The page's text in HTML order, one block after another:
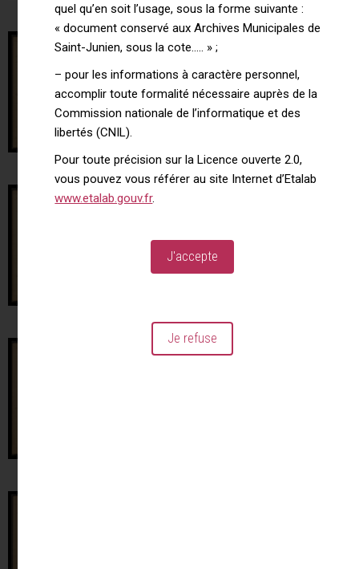
quel qu’en soit l’usage, sous la forme suivante :
« document conservé aux Archives Municipales de
Saint-Junien, sous la cote….. » ;
– pour les informations à caractère personnel,
accomplir toute formalité nécessaire auprès de la
Commission nationale de l’informatique et des
libertés (CNIL).
Pour toute précision sur la Licence ouverte 2.0,
vous pouvez vous référer au site Internet d’Etalab
www.etalab.gouv.fr.